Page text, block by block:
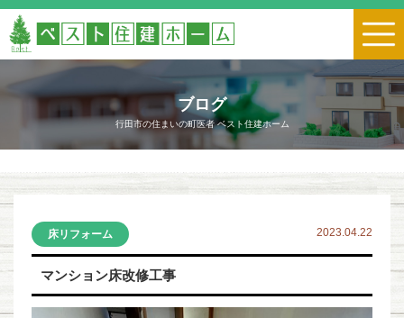
ブログ
行田市の住まいの町医者 ベスト住建ホーム
床リフォーム 2023.04.22
マンション床改修工事